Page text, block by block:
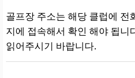
골프장 주소는 해당 클럽에 전
지에 접속해서 확인 해야 됩니
읽어주시기 바랍니다.